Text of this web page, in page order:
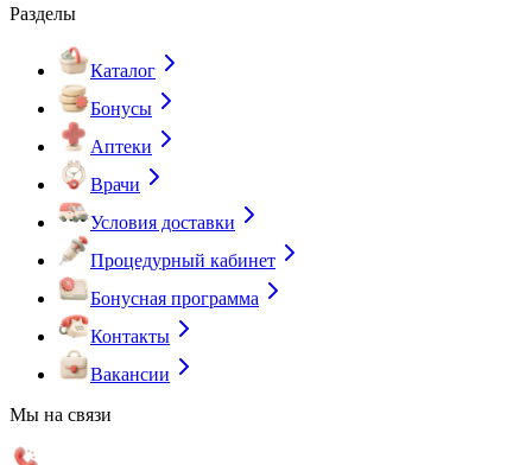
Разделы
Каталог
Бонусы
Аптеки
Врачи
Условия доставки
Процедурный кабинет
Бонусная программа
Контакты
Вакансии
Мы на связи